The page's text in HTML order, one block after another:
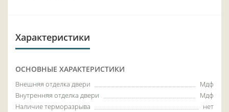
Характеристики
ОСНОВНЫЕ ХАРАКТЕРИСТИКИ
Внешняя отделка двери
Мдф
Внутренняя отделка двери
Мдф
Наличие терморазрыва
нет